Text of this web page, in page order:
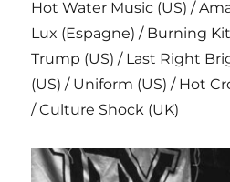
Hot Water Music (US) /
Lux (Espagne) / Burning
Trump (US) / Last Right
(US) / Uniform (US) / Hot
/ Culture Shock (UK)